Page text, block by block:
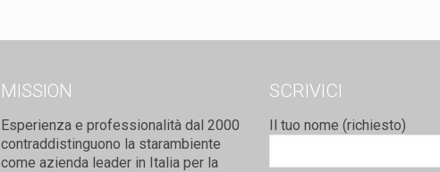
MISSION
Esperienza e professionalità dal 2000
contraddistinguono la starambiente
come azienda leader in Italia per la
SCRIVICI
Il tuo nome (richiesto)